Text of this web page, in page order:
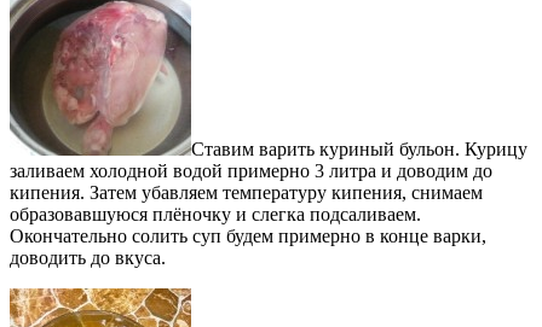
Ставим варить куриный бульон. Курицу
заливаем холодной водой примерно 3 литра и доводим до
кипения. Затем убавляем температуру кипения, снимаем
образовавшуюся плёночку и слегка подсаливаем.
Окончательно солить суп будем примерно в конце варки,
доводить до вкуса.